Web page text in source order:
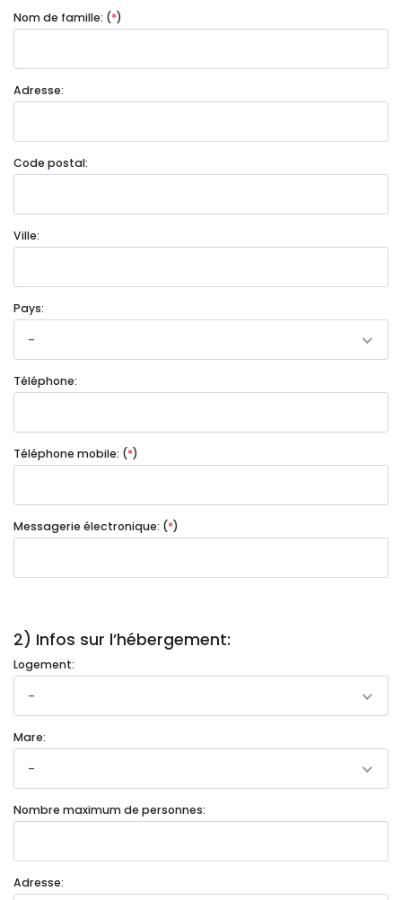
Nom de famille: (*)
Adresse:
Code postal:
Ville:
Pays:
-
Téléphone:
Téléphone mobile: (*)
Messagerie électronique: (*)
2) Infos sur l’hébergement:
Logement:
-
Mare:
-
Nombre maximum de personnes:
Adresse: